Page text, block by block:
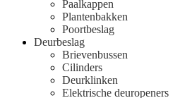
Paalkappen
Plantenbakken
Poortbeslag
Deurbeslag
Brievenbussen
Cilinders
Deurklinken
Elektrische deuropeners